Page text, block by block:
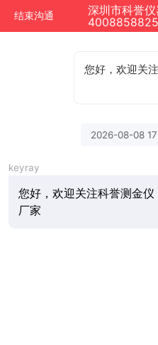
结束沟通
4008858825
您好，欢迎关
2026-08-08
keyray
您好，欢迎关注科誉测金仪
厂家